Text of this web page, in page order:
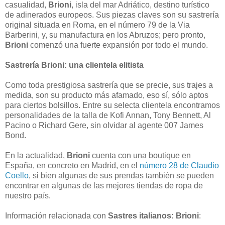
casualidad, Brioni, isla del mar Adriático, destino turístico
de adinerados europeos. Sus piezas claves son su sastrería
original situada en Roma, en el número 79 de la Via
Barberini, y, su manufactura en los Abruzos; pero pronto,
Brioni comenzó una fuerte expansión por todo el mundo.
Sastrería Brioni: una clientela elitista
Como toda prestigiosa sastrería que se precie, sus trajes a
medida, son su producto más afamado, eso sí, sólo aptos
para ciertos bolsillos. Entre su selecta clientela encontramos
personalidades de la talla de Kofi Annan, Tony Bennett, Al
Pacino o Richard Gere, sin olvidar al agente 007 James
Bond.
En la actualidad, Brioni cuenta con una boutique en
España, en concreto en Madrid, en el número 28 de Claudio
Coello, si bien algunas de sus prendas también se pueden
encontrar en algunas de las mejores tiendas de ropa de
nuestro país.
Información relacionada con Sastres italianos: Brioni: